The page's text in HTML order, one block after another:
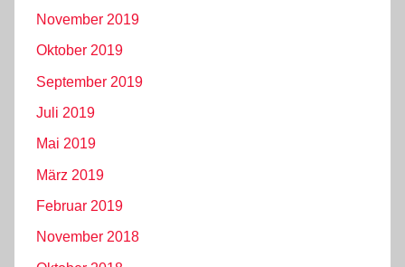
November 2019
Oktober 2019
September 2019
Juli 2019
Mai 2019
März 2019
Februar 2019
November 2018